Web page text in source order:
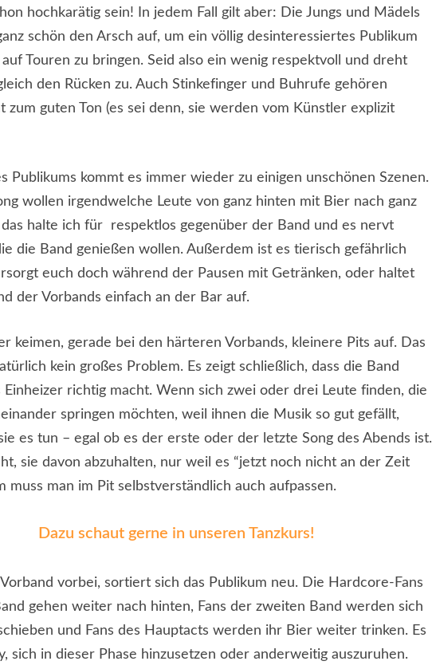
hochkarätig sein! In jedem Fall gilt aber: Die Jungs und Mädels
schön den Arsch auf, um ein völlig desinteressiertes Publikum
Touren zu bringen. Seid also ein wenig respektvoll und dreht
den Rücken zu. Auch Stinkefinger und Buhrufe gehören
zum guten Ton (es sei denn, sie werden vom Künstler explizit
Publikums kommt es immer wieder zu einigen unschönen Szenen.
wollen irgendwelche Leute von ganz hinten mit Bier nach ganz
halte ich für respektlos gegenüber der Band und es nervt
die Band genießen wollen. Außerdem ist es tierisch gefährlich
euch doch während der Pausen mit Getränken, oder haltet
der Vorbands einfach an der Bar auf.
keimen, gerade bei den härteren Vorbands, kleinere Pits auf. Das
kein großes Problem. Es zeigt schließlich, dass die Band
Einheizer richtig macht. Wenn sich zwei oder drei Leute finden, die
springen möchten, weil ihnen die Musik so gut gefällt,
es tun – egal ob es der erste oder der letzte Song des Abends ist.
sie davon abzuhalten, nur weil es “jetzt noch nicht an der Zeit
muss man im Pit selbstverständlich auch aufpassen.
Dazu schaut gerne in unseren Tanzkurs!
vorbei, sortiert sich das Publikum neu. Die Hardcore-Fans
gehen weiter nach hinten, Fans der zweiten Band werden sich
und Fans des Hauptacts werden ihr Bier weiter trinken. Es
sich in dieser Phase hinzusetzen oder anderweitig auszuruhen.